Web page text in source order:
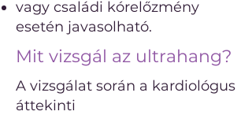
vagy családi kórelőzmény
esetén javasolható.
Mit vizsgál az ultrahang?
A vizsgálat során a kardiológus
áttekinti